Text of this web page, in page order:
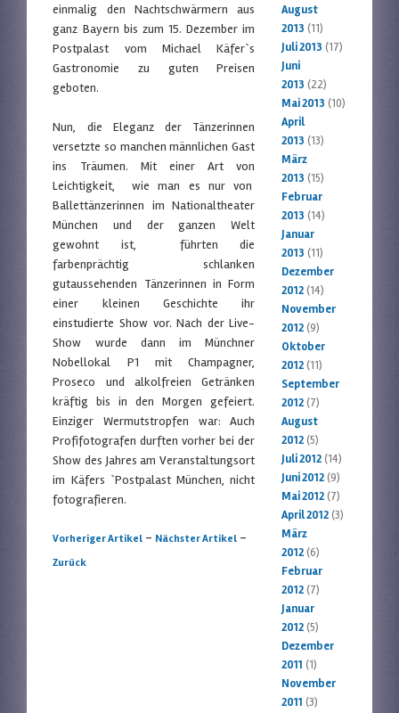
einmalig den Nachtschwärmern aus
ganz Bayern bis zum 15. Dezember im
Postpalast vom Michael Käfer`s
Gastronomie zu guten Preisen
geboten.
Nun, die Eleganz der Tänzerinnen
versetzte so manchen männlichen Gast
ins Träumen. Mit einer Art von
Leichtigkeit, wie man es nur von
Ballettänzerinnen im Nationaltheater
München und der ganzen Welt
gewohnt ist, führten die
farbenprächtig schlanken
gutaussehenden Tänzerinnen in Form
einer kleinen Geschichte ihr
einstudierte Show vor. Nach der Live-
Show wurde dann im Münchner
Nobellokal P1 mit Champagner,
Proseco und alkolfreien Getränken
kräftig bis in den Morgen gefeiert.
Einziger Wermutstropfen war: Auch
Profifotografen durften vorher bei der
Show des Jahres am Veranstaltungsort
im Käfers `Postpalast München, nicht
fotografieren.
Artikelnavigation
Vorheriger Artikel - Nächster Artikel -
Zurück
August
2013 (11)
Juli 2013 (17)
Juni
2013 (22)
Mai 2013 (10)
April
2013 (13)
März
2013 (15)
Februar
2013 (14)
Januar
2013 (11)
Dezember
2012(14)
November
2012(9)
Oktober
2012(11)
September
2012(7)
August
2012(5)
Juli 2012(14)
Juni 2012(9)
Mai 2012(7)
April 2012(3)
März
2012(6)
Februar
2012(7)
Januar
2012(5)
Dezember
2011 (1)
November
2011 (3)